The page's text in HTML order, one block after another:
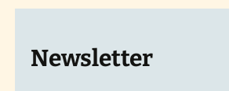
Newsletter